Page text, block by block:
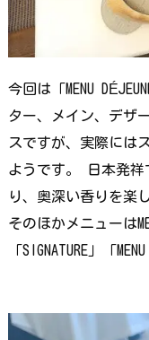
今回は「MENU
ター、メイン、デザ
スですが、実際には
ようです。 日本発祥
り、奥深い香りを楽
そのほかメニューは
「SIGNATURE」「